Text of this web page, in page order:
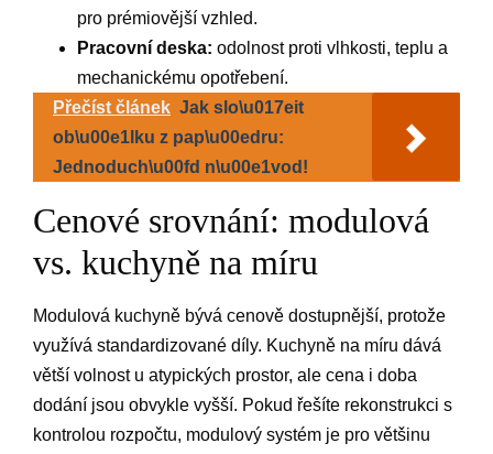
pro prémiovější vzhled.
Pracovní deska: odolnost proti vlhkosti, teplu a
mechanickému opotřebení.
Přečíst článek Jak slo\u017eit
ob\u00e1lku z pap\u00edru:
Jednoduch\u00fd n\u00e1vod!
Cenové srovnání: modulová
vs. kuchyně na míru
Modulová kuchyně bývá cenově dostupnější, protože
využívá standardizované díly. Kuchyně na míru dává
větší volnost u atypických prostor, ale cena i doba
dodání jsou obvykle vyšší. Pokud řešíte rekonstrukci s
kontrolou rozpočtu, modulový systém je pro většinu